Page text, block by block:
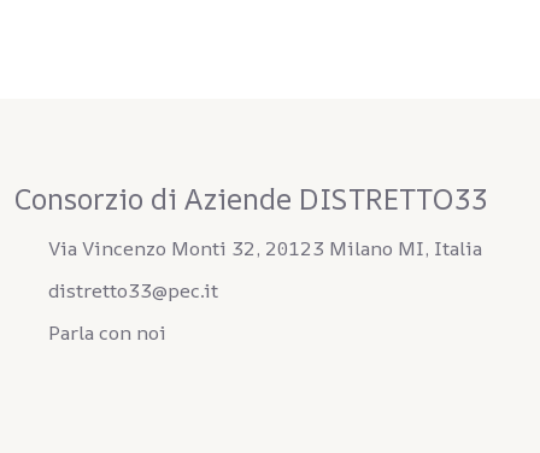
Consorzio di Aziende DISTRETTO33
Via Vincenzo Monti 32, 20123 Milano MI, Italia
distretto33@pec.it
Parla con noi